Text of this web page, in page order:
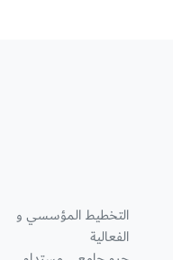
التخطيط المؤسسي و
الفعالية